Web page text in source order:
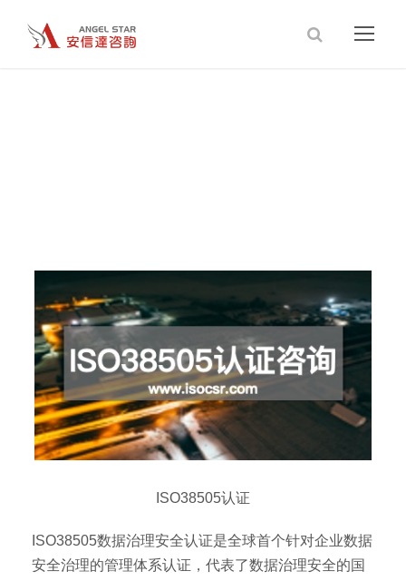
ISO38505认证
ISO38505数据治理安全认证是全球首个针对企业数据
安全治理的管理体系认证，代表了数据治理安全的国